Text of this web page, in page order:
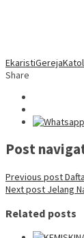
EkaristiGereja
Share
Post
Previous post
Next post Jelang
Related posts